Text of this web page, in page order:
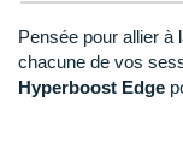
Pensée pour allier à
chacune de vos
Hyperboost Edge
OVERSTIMS
Patagonia